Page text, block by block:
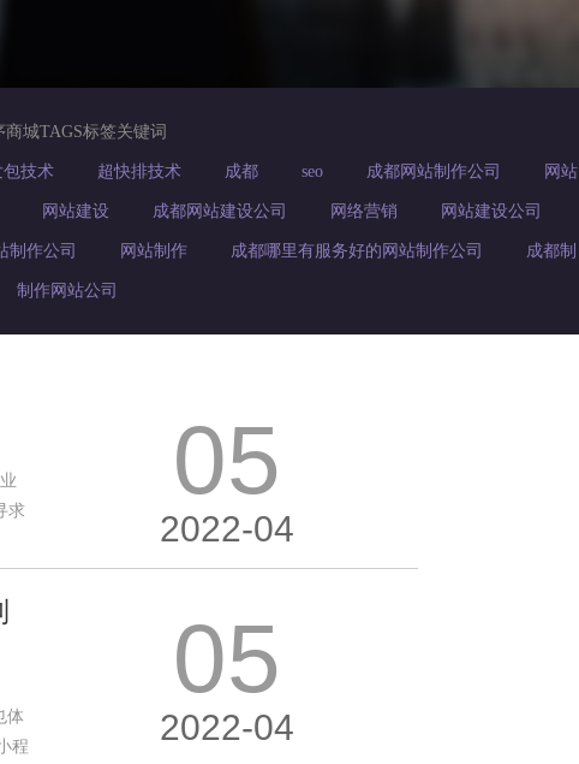
城TAGS标签关键词
包技术 超快排技术 成都 seo 成都网站制作公司 网站
网站建设 成都网站建设公司 网络营销 网站建设公司
制作公司 网站制作 成都哪里有服务好的网站制作公司 成都制
制作网站公司
求
05
2022-04
体
程
05
2022-04